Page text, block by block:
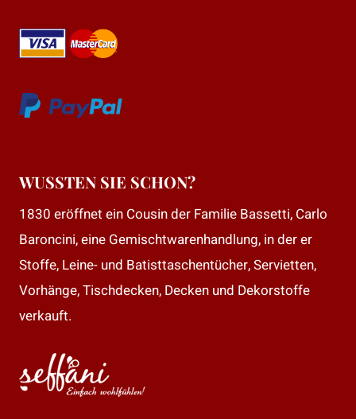
WUSSTEN SIE SCHON?
1830 eröffnet ein Cousin der Familie Bassetti, Carlo
Baroncini, eine Gemischtwarenhandlung, in der er
Stoffe, Leine- und Batisttaschentücher, Servietten,
Vorhänge, Tischdecken, Decken und Dekorstoffe
verkauft.